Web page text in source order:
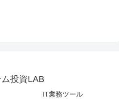
投資LAB
IT業務ツール